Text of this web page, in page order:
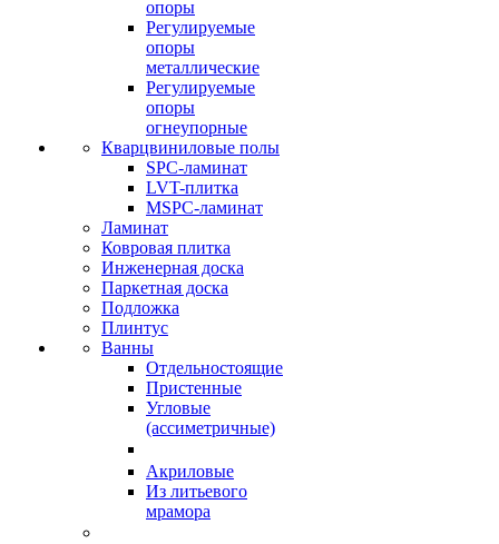
опоры
Регулируемые
опоры
металлические
Регулируемые
опоры
огнеупорные
Кварцвиниловые полы
SPC-ламинат
LVT-плитка
MSPC-ламинат
Ламинат
Ковровая плитка
Инженерная доска
Паркетная доска
Подложка
Плинтус
Ванны
Отдельностоящие
Пристенные
Угловые
(ассиметричные)
Акриловые
Из литьевого
мрамора